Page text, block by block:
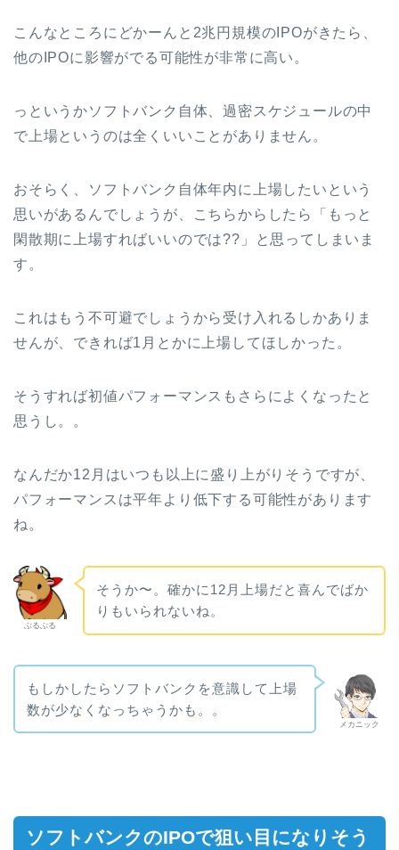
こんなところにどかーんと2兆円規模のIPOがきたら、
他のIPOに影響がでる可能性が非常に高い。
っというかソフトバンク自体、過密スケジュールの中
で上場というのは全くいいことがありません。
おそらく、ソフトバンク自体年内に上場したいという
思いがあるんでしょうが、こちらからしたら「もっと
閑散期に上場すればいいのでは??」と思ってしまいま
す。
これはもう不可避でしょうから受け入れるしかありま
せんが、できれば1月とかに上場してほしかった。
そうすれば初値パフォーマンスもさらによくなったと
思うし。。
なんだか12月はいつも以上に盛り上がりそうですが、
パフォーマンスは平年より低下する可能性があります
ね。
ぶるぶる
そうか〜。確かに12月上場だと喜んでばか
りもいられないね。
メカニック
もしかしたらソフトバンクを意識して上場
数が少なくなっちゃうかも。。
ソフトバンクのIPOで狙い目になりそう